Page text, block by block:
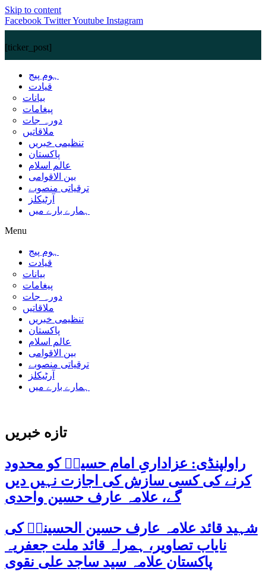
Skip to content
Facebook TwitterYoutube Instagram
[ticker_post]
ہوم پیج
قیادت
بیانات
پیغامات
دورہ جات
ملاقاتیں
تنظیمی خبریں
پاکستان
عالم اسلام
بین الاقوامی
ترقیاتی منصوبے
آرٹیکلز
ہمارے بارے میں
Menu
ہوم پیج
قیادت
بیانات
پیغامات
دورہ جات
ملاقاتیں
تنظیمی خبریں
پاکستان
عالم اسلام
بین الاقوامی
ترقیاتی منصوبے
آرٹیکلز
ہمارے بارے میں
تازه خبریں
راولپنڈی: عزاداریِ امام حسینؑ کو محدود
کرنے کی کسی سازش کی اجازت نہیں دیں
گے، علامہ عارف حسین واحدی
شہید قائد علامہ عارف حسین الحسینیؒ کی
نایاب تصاویر، ہمراہ قائد ملت جعفریہ
پاکستان علامہ سید ساجد علی نقوی